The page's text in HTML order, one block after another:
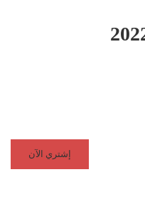
إشتري الآن